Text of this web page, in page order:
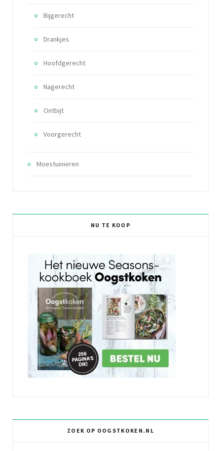
Bijgerecht
Drankjes
Hoofdgerecht
Nagerecht
Ontbijt
Voorgerecht
Moestuinieren
NU TE KOOP
ZOEK OP OOGSTKOKEN.NL